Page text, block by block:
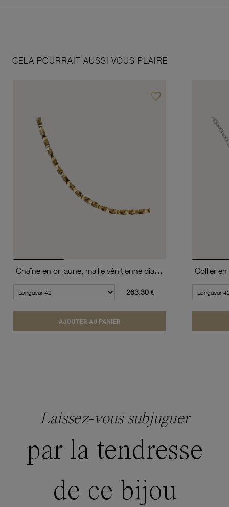
CELA POURRAIT AUSSI VOUS PLAIRE
favorite_borderAjouter à vos favoris
Chaîne en or jaune, maille vénitienne diamantée et torsadée
263.30 €
AJOUTER AU PANIER
Laissez-vous subjuguer
par la tendresse
de ce bijou